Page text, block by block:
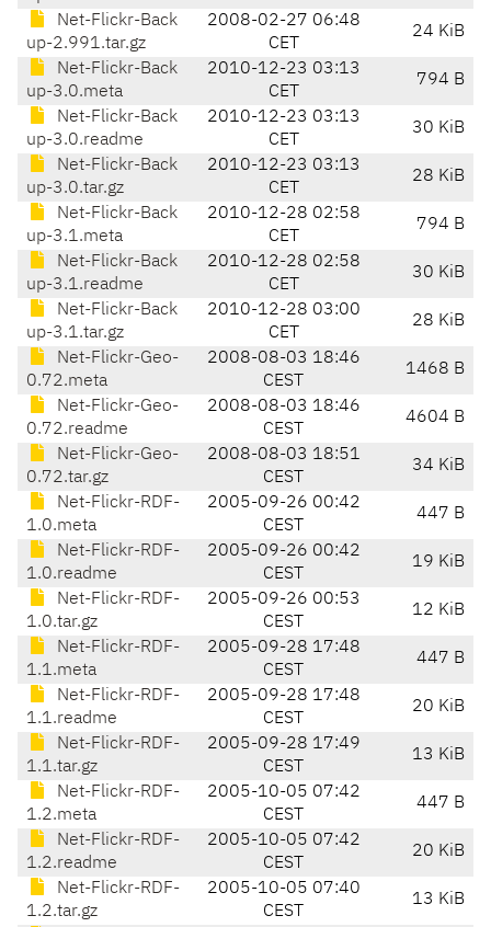
Net-Flickr-Back
up-2.991.tar.gz
2008-02-27 06:48
CET
24 KiB
Net-Flickr-Back
up-3.0.meta
2010-12-23 03:13
CET
794 B
Net-Flickr-Back
up-3.0.readme
2010-12-23 03:13
CET
30 KiB
Net-Flickr-Back
up-3.0.tar.gz
2010-12-23 03:13
CET
28 KiB
Net-Flickr-Back
up-3.1.meta
2010-12-28 02:58
CET
794 B
Net-Flickr-Back
up-3.1.readme
2010-12-28 02:58
CET
30 KiB
Net-Flickr-Back
up-3.1.tar.gz
2010-12-28 03:00
CET
28 KiB
Net-Flickr-Geo-
0.72.meta
2008-08-03 18:46
CEST
1468 B
Net-Flickr-Geo-
0.72.readme
2008-08-03 18:46
CEST
4604 B
Net-Flickr-Geo-
0.72.tar.gz
2008-08-03 18:51
CEST
34 KiB
Net-Flickr-RDF-
1.0.meta
2005-09-26 00:42
CEST
447 B
Net-Flickr-RDF-
1.0.readme
2005-09-26 00:42
CEST
19 KiB
Net-Flickr-RDF-
1.0.tar.gz
2005-09-26 00:53
CEST
12 KiB
Net-Flickr-RDF-
1.1.meta
2005-09-28 17:48
CEST
447 B
Net-Flickr-RDF-
1.1.readme
2005-09-28 17:48
CEST
20 KiB
Net-Flickr-RDF-
1.1.tar.gz
2005-09-28 17:49
CEST
13 KiB
Net-Flickr-RDF-
1.2.meta
2005-10-05 07:42
CEST
447 B
Net-Flickr-RDF-
1.2.readme
2005-10-05 07:42
CEST
20 KiB
Net-Flickr-RDF-
1.2.tar.gz
2005-10-05 07:40
CEST
13 KiB